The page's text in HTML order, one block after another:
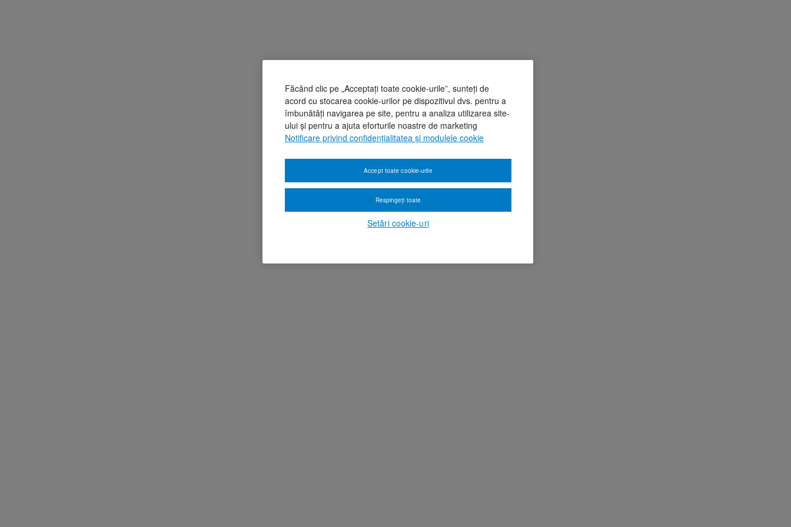
Făcând clic pe „Acceptați toate cookie-urile”, sunteți de
acord cu stocarea cookie-urilor pe dispozitivul dvs. pentru a
îmbunătăți navigarea pe site, pentru a analiza utilizarea site-
ului și pentru a ajuta eforturile noastre de marketing
Notificare privind confidențialitatea și modulele cookie
Setări cookie-uri
Respingeți toate
Accept toate cookie-urile